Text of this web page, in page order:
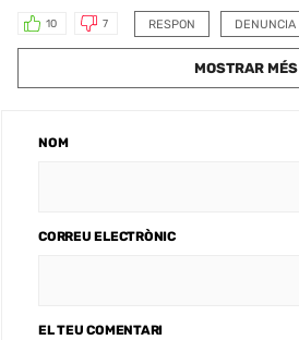
RESPON
10 7 DENUNCIA
MOSTRAR MÉS
NOM
CORREU ELECTRÒNIC
EL TEU COMENTARI